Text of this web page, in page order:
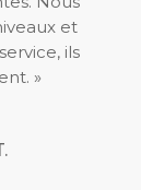
et
ils
»